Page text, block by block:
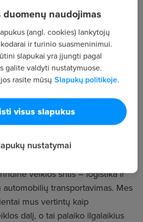
visus skelbimus
–privataus kapitalo
veiklos sritis – logistika ir
transportavimas. Mes
mus vertintų kaip
dalį, o tai palaiko ilgalaikius
duomenų naudojimas
(angl. cookies) lankytojų
ir turinio suasmeninimui.
slapukai yra įjungti pagal
galite valdyti nustatymuose.
rasite mūsų Slapukų politikoje.
visus slapukus
nustatymai